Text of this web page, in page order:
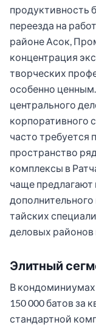
продуктивность
переезда на
районе Асок,
концентрация
творческих
особенно
центрального
корпоративного
часто требуется
пространство
комплексы в
чаще предлагают
тайских
деловых районов
Элитный
В кондоминиумах
150 000 батов за
стандартной